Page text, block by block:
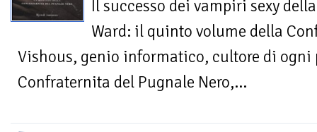
Il successo dei vampiri sexy della
Ward: il quinto volume della
Vishous, genio informatico, cultore di ogni
Confraternita del Pugnale Nero,...